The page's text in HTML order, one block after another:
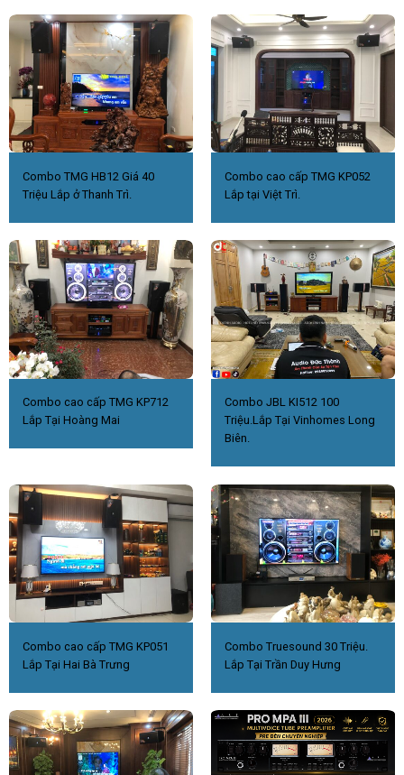
Combo TMG HB12 Giá 40
Triệu Lắp ở Thanh Trì.
Combo cao cấp TMG KP052
Lắp tại Việt Trì.
Combo cao cấp TMG KP712
Lắp Tại Hoàng Mai
Combo JBL KI512 100
Triệu.Lắp Tại Vinhomes Long
Biên.
Combo cao cấp TMG KP051
Lắp Tại Hai Bà Trưng
Combo Truesound 30 Triệu.
Lắp Tại Trần Duy Hưng